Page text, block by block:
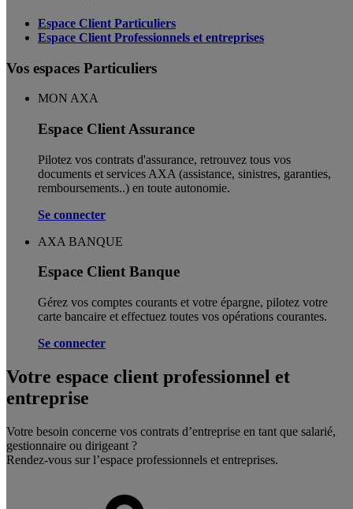
Espace Client Particuliers
Espace Client Professionnels et entreprises
Vos espaces Particuliers
MON AXA
Espace Client Assurance
Pilotez vos contrats d'assurance, retrouvez tous vos
documents et services AXA (assistance, sinistres, garanties,
remboursements..) en toute autonomie. ​
Se connecter
AXA BANQUE
Espace Client Banque
Gérez vos comptes courants et votre épargne, pilotez votre
carte bancaire et effectuez toutes vos opérations courantes.
Se connecter
Votre espace client professionnel et
entreprise
Votre besoin concerne vos contrats d’entreprise en tant que salarié,
gestionnaire ou dirigeant ?
Rendez-vous sur l’espace professionnels et entreprises.